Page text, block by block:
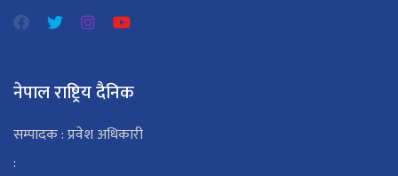
नेपाल राष्ट्रिय दैनिक
सम्पादक : प्रवेश अधिकारी
: